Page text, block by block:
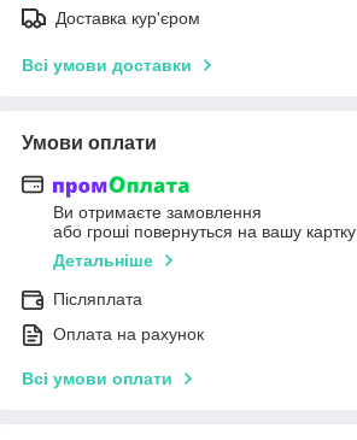
Доставка кур'єром
Всі умови доставки
Умови оплати
Ви отримаєте замовлення
або гроші повернуться на вашу картку
Детальніше
Післяплата
Оплата на рахунок
Всі умови оплати